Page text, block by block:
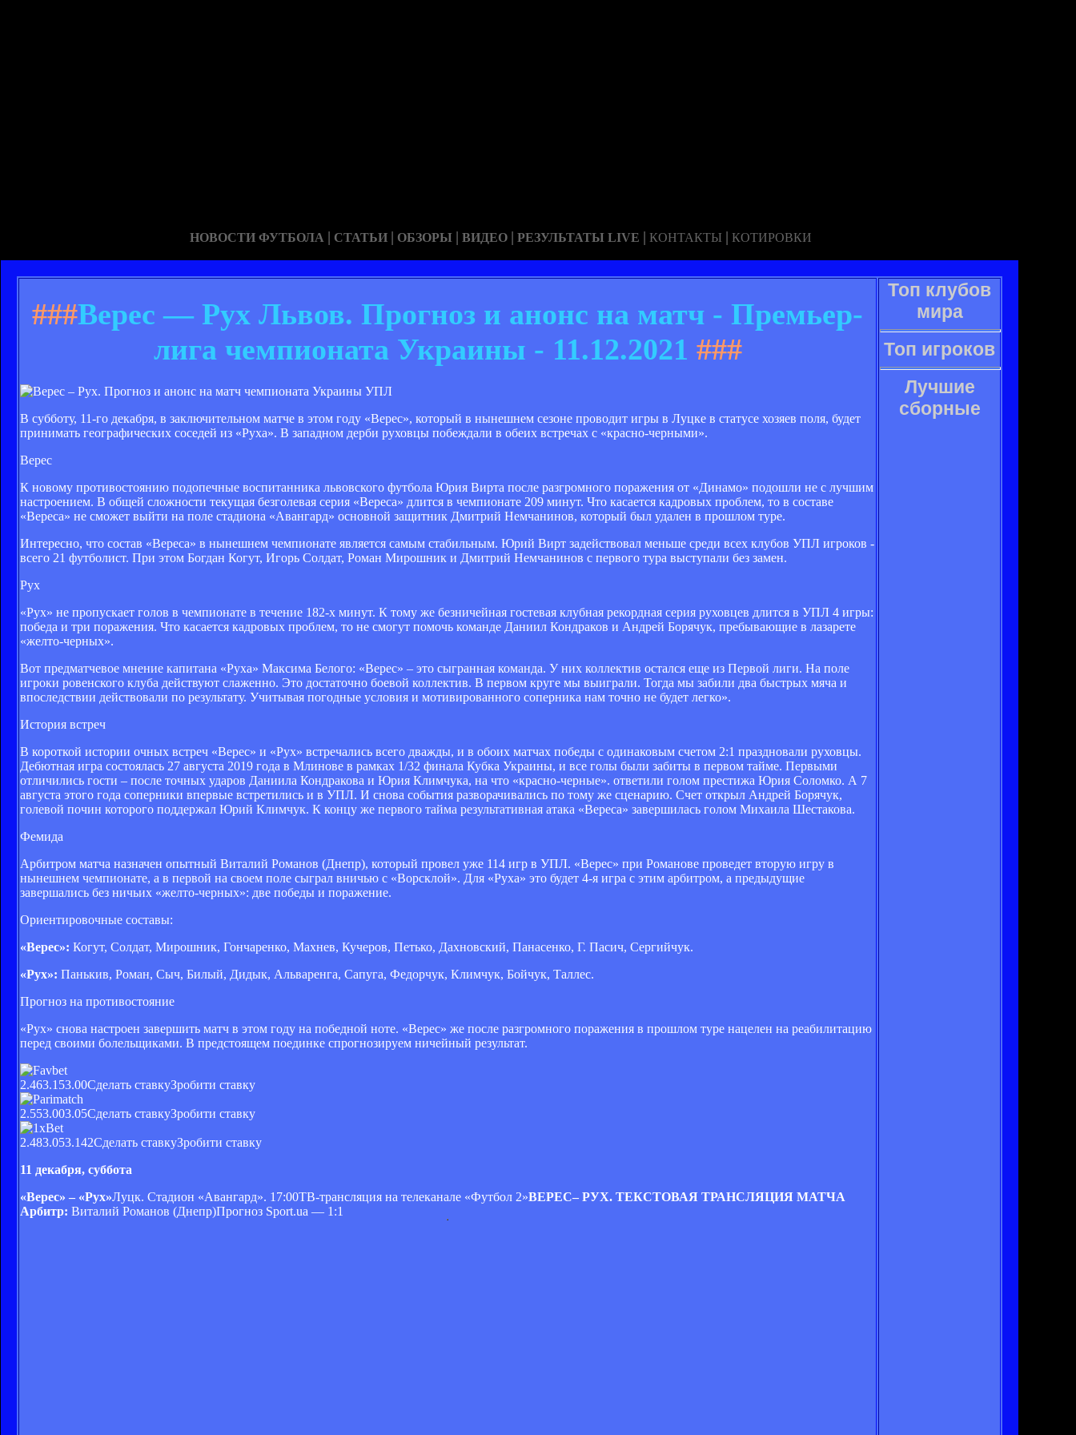
НОВОСТИ ФУТБОЛА | СТАТЬИ | ОБЗОРЫ | ВИДЕО | РЕЗУЛЬТАТЫ LIVE | КОНТАКТЫ | КОТИРОВКИ
###Верес — Рух Львов. Прогноз и анонс на матч - Премьер-
лига чемпионата Украины - 11.12.2021 ###
УПЛ
В субботу, 11-го декабря, в заключительном матче в этом году «Верес», который в нынешнем сезоне проводит игры в Луцке в статусе хозяев поля, будет
принимать географических соседей из «Руха». В западном дерби руховцы побеждали в обеих встречах с «красно-черными».
Верес
К новому противостоянию подопечные воспитанника львовского футбола Юрия Вирта после разгромного поражения от «Динамо» подошли не с лучшим
настроением. В общей сложности текущая безголевая серия «Вереса» длится в чемпионате 209 минут. Что касается кадровых проблем, то в составе
«Вереса» не сможет выйти на поле стадиона «Авангард» основной защитник Дмитрий Немчанинов, который был удален в прошлом туре.
Интересно, что состав «Вереса» в нынешнем чемпионате является самым стабильным. Юрий Вирт задействовал меньше среди всех клубов УПЛ игроков -
всего 21 футболист. При этом Богдан Когут, Игорь Солдат, Роман Мирошник и Дмитрий Немчанинов с первого тура выступали без замен.
Рух
«Рух» не пропускает голов в чемпионате в течение 182-х минут. К тому же безничейная гостевая клубная рекордная серия руховцев длится в УПЛ 4 игры:
победа и три поражения. Что касается кадровых проблем, то не смогут помочь команде Даниил Кондраков и Андрей Борячук, пребывающие в лазарете
«желто-черных».
Вот предматчевое мнение капитана «Руха» Максима Белого: «Верес» – это сыгранная команда. У них коллектив остался еще из Первой лиги. На поле
игроки ровенского клуба действуют слаженно. Это достаточно боевой коллектив. В первом круге мы выиграли. Тогда мы забили два быстрых мяча и
впоследствии действовали по результату. Учитывая погодные условия и мотивированного соперника нам точно не будет легко».
История встреч
В короткой истории очных встреч «Верес» и «Рух» встречались всего дважды, и в обоих матчах победы с одинаковым счетом 2:1 праздновали руховцы.
Дебютная игра состоялась 27 августа 2019 года в Млинове в рамках 1/32 финала Кубка Украины, и все голы были забиты в первом тайме. Первыми
отличились гости – после точных ударов Даниила Кондракова и Юрия Климчука, на что «красно-черные». ответили голом престижа Юрия Соломко. А 7
августа этого года соперники впервые встретились и в УПЛ. И снова события разворачивались по тому же сценарию. Счет открыл Андрей Борячук,
голевой почин которого поддержал Юрий Климчук. К концу же первого тайма результативная атака «Вереса» завершилась голом Михаила Шестакова.
Фемида
Арбитром матча назначен опытный Виталий Романов (Днепр), который провел уже 114 игр в УПЛ. «Верес» при Романове проведет вторую игру в
нынешнем чемпионате, а в первой на своем поле сыграл вничью с «Ворсклой». Для «Руха» это будет 4-я игра с этим арбитром, а предыдущие
завершались без ничьих «желто-черных»: две победы и поражение.
Ориентировочные составы:
«Верес»: Когут, Солдат, Мирошник, Гончаренко, Махнев, Кучеров, Петько, Дахновский, Панасенко, Г. Пасич, Сергийчук.
«Рух»: Панькив, Роман, Сыч, Билый, Дидык, Альваренга, Сапуга, Федорчук, Климчук, Бойчук, Таллес.
Прогноз на противостояние
«Рух» снова настроен завершить матч в этом году на победной ноте. «Верес» же после разгромного поражения в прошлом туре нацелен на реабилитацию
перед своими болельщиками. В предстоящем поединке спрогнозируем ничейный результат.
2.463.153.00Сделать ставкуЗробити ставку
2.553.003.05Сделать ставкуЗробити ставку
2.483.053.142Сделать ставкуЗробити ставку
11 декабря, суббота
«Верес» – «Рух»Луцк. Стадион «Авангард». 17:00ТВ-трансляция на телеканале «Футбол 2»ВЕРЕС– РУХ. ТЕКСТОВАЯ ТРАНСЛЯЦИЯ МАТЧА
Арбитр: Виталий Романов (Днепр)Прогноз Sport.ua — 1:1
Топ клубов
мира
Топ игроков
Лучшие
сборные